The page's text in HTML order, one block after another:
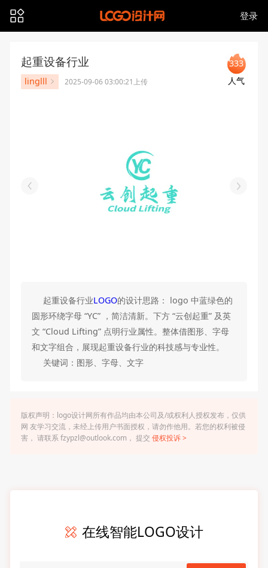
登录
起重设备行业
linglll 2025-09-06 03:00:21上传
333
人气
起重设备行业LOGO的设计思路： logo 中蓝绿色的
圆形环绕字母 “YC” ，简洁清新。下方 “云创起重” 及英
文 “Cloud Lifting” 点明行业属性。整体借图形、字母
和文字组合，展现起重设备行业的科技感与专业性。
关键词：图形、字母、文字
版权声明：logo设计网所有作品均由本公司及/或权利人授权发布，仅供
网 友学习交流，未经上传用户书面授权，请勿作他用。若您的权利被侵
害， 请联系 fzypzl@outlook.com， 提交 侵权投诉 >
在线智能LOGO设计